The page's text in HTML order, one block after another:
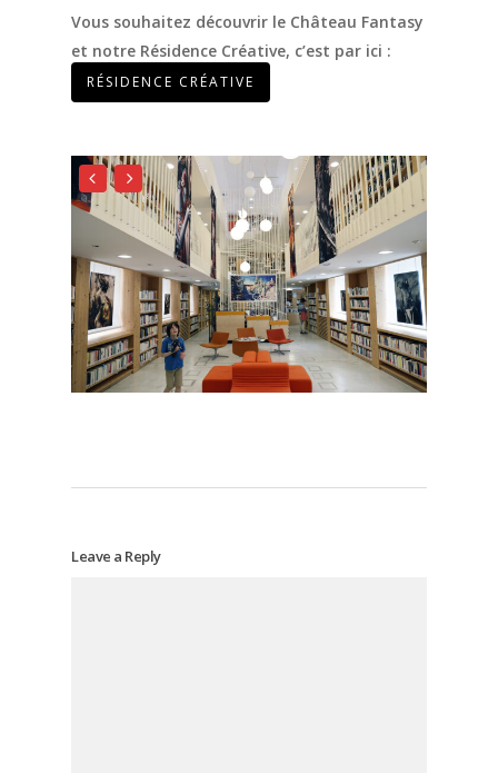
Vous souhaitez découvrir le Château Fantasy
et notre Résidence Créative, c’est par ici :
RÉSIDENCE CRÉATIVE
Leave a Reply